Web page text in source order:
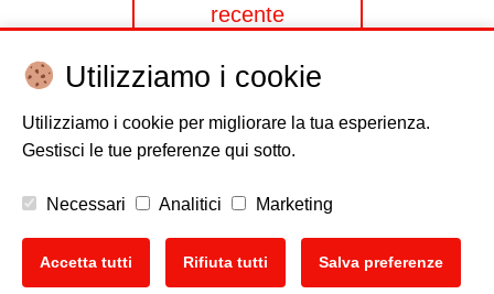
recente
Disclaimer Cookie policy Privacy
EU Data Act
Utilizziamo i cookie
Utilizziamo i cookie per migliorare la tua esperienza.
Gestisci le tue preferenze qui sotto.
Necessari Analitici Marketing
Accetta tutti Rifiuta tutti Salva preferenze